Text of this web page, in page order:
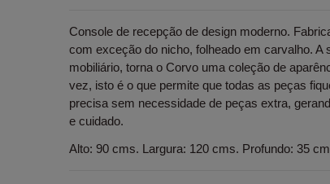
Console de recepção de design moderno.
com exceção do nicho, folheado em carvalho. A
mobiliário, torna o Corvo uma coleção de
vez, isto é o que permite que todas as peças
precisa sem necessidade de peças extra,
e cuidado.
Alto: 90 cms. Largura: 120 cms. Profundo: 35